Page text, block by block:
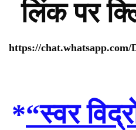
लिंक पर
https://
*“स्वर